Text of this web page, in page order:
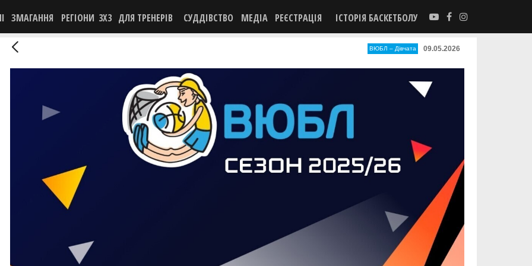
ЗМАГАННЯ РЕГІОНИ 3X3 ДЛЯ ТРЕНЕРІВ СУДДІВСТВО МЕДІА РЕЄСТРАЦІЯ ІСТОРІЯ БАСКЕТБОЛУ
ВЮБЛ – Дiвчата 09.05.2026